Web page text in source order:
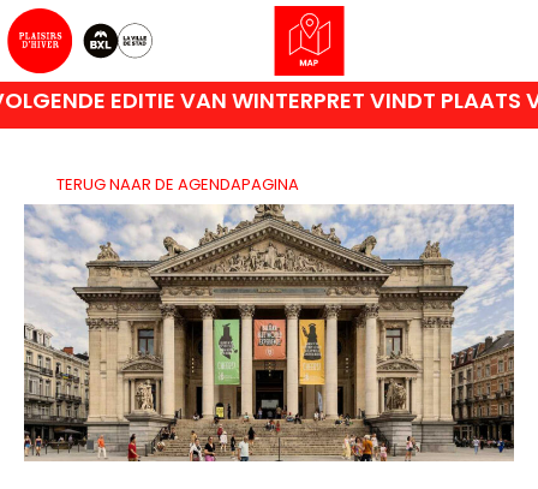
EDITIE VAN WINTERPRET VINDT PLAATS
TERUG NAAR DE AGENDAPAGINA